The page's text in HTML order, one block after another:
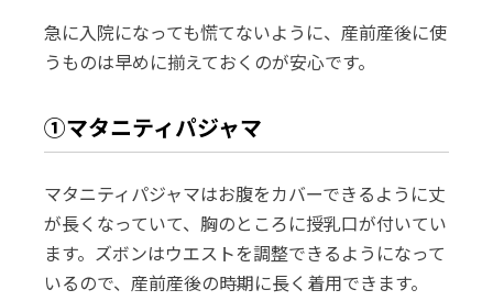
急に入院になっても慌てないように、産前産後に使
うものは早めに揃えておくのが安心です。
①マタニティパジャマ
マタニティパジャマはお腹をカバーできるように丈
が長くなっていて、胸のところに授乳口が付いてい
ます。ズボンはウエストを調整できるようになって
いるので、産前産後の時期に長く着用できます。